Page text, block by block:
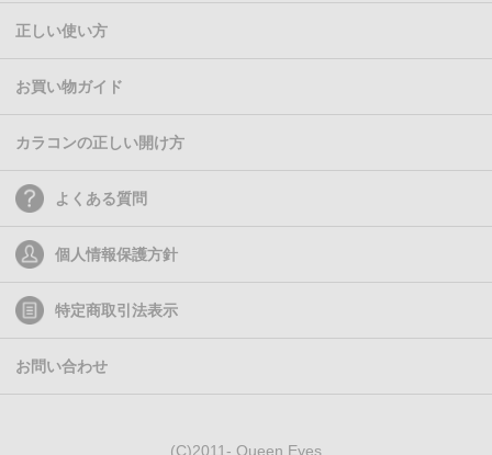
正しい使い方
お買い物ガイド
カラコンの正しい開け方
よくある質問
個人情報保護方針
特定商取引法表示
お問い合わせ
(C)2011- Queen Eyes